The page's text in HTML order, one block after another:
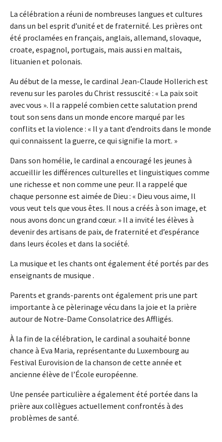
La célébration a réuni de nombreuses langues et cultures
dans un bel esprit d’unité et de fraternité. Les prières ont
été proclamées en français, anglais, allemand, slovaque,
croate, espagnol, portugais, mais aussi en maltais,
lituanien et polonais.
Au début de la messe, le cardinal Jean-Claude Hollerich est
revenu sur les paroles du Christ ressuscité : « La paix soit
avec vous ». Il a rappelé combien cette salutation prend
tout son sens dans un monde encore marqué par les
conflits et la violence : « Il y a tant d’endroits dans le monde
qui connaissent la guerre, ce qui signifie la mort. »
Dans son homélie, le cardinal a encouragé les jeunes à
accueillir les différences culturelles et linguistiques comme
une richesse et non comme une peur. Il a rappelé que
chaque personne est aimée de Dieu : « Dieu vous aime, Il
vous veut tels que vous êtes. Il nous a créés à son image, et
nous avons donc un grand cœur. » Il a invité les élèves à
devenir des artisans de paix, de fraternité et d’espérance
dans leurs écoles et dans la société.
La musique et les chants ont également été portés par des
enseignants de musique .
Parents et grands-parents ont également pris une part
importante à ce pèlerinage vécu dans la joie et la prière
autour de Notre-Dame Consolatrice des Affligés.
À la fin de la célébration, le cardinal a souhaité bonne
chance à Eva Maria, représentante du Luxembourg au
Festival Eurovision de la chanson de cette année et
ancienne élève de l’École européenne.
Une pensée particulière a également été portée dans la
prière aux collègues actuellement confrontés à des
problèmes de santé.